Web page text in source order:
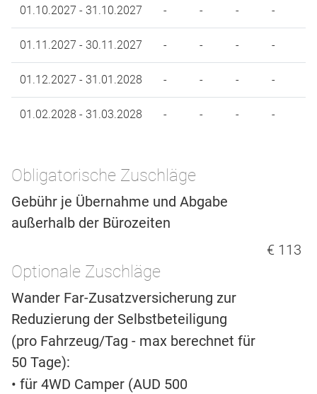
01.10.2027 - 31.10.2027 - - - -
01.11.2027 - 30.11.2027 - - - -
01.12.2027 - 31.01.2028 - - - -
01.02.2028 - 31.03.2028 - - - -
Obligatorische Zuschläge
Gebühr je Übernahme und Abgabe
außerhalb der Bürozeiten
€ 113
Optionale Zuschläge
Wander Far-Zusatzversicherung zur
Reduzierung der Selbstbeteiligung
(pro Fahrzeug/Tag - max berechnet für
50 Tage):
• für 4WD Camper (AUD 500